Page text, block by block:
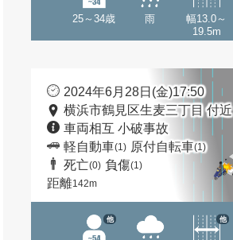
25～34歳 雨
幅13.0～
19.5m
2024年6月28日(金)17:50
横浜市鶴見区生麦三丁目 付近
車両相互 小破事故
軽自動車(1) 原付自転車(1)
死亡(0) 負傷(1)
距離142m
他 他